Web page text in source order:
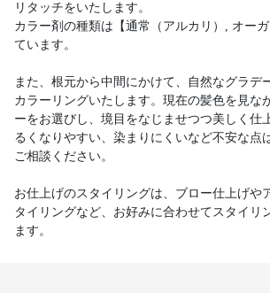
リタッチをいたします。
カラー剤の種類は【通常（アルカリ）, オー
ています。
また、根元から中間にかけて、自然なグラデ
カラーリングいたします。現在の髪色を見な
ーをお選びし、境目をなじませつつ美しく仕
るくなりやすい、染まりにくいなど不安な点
ご相談ください。
お仕上げのスタイリングは、ブロー仕上げや
タイリングなど、お好みに合わせてスタイリ
ます。